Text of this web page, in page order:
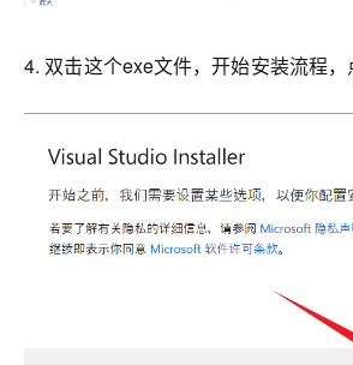
4. 双击这个exe文件，开始安装流程，